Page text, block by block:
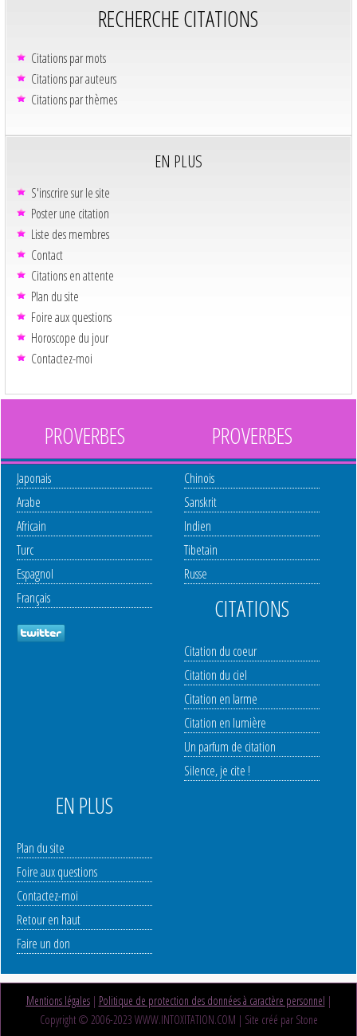
RECHERCHE CITATIONS
Citations par mots
Citations par auteurs
Citations par thèmes
EN PLUS
S'inscrire sur le site
Poster une citation
Liste des membres
Contact
Citations en attente
Plan du site
Foire aux questions
Horoscope du jour
Contactez-moi
PROVERBES
Japonais
Arabe
Africain
Turc
Espagnol
Français
PROVERBES
Chinois
Sanskrit
Indien
Tibetain
Russe
CITATIONS
Citation du coeur
Citation du ciel
Citation en larme
Citation en lumière
Un parfum de citation
Silence, je cite !
EN PLUS
Plan du site
Foire aux questions
Contactez-moi
Retour en haut
Faire un don
Mentions légales| Politique de protection des données à caractère personnel |
Copyright © 2006-2023 WWW.INTOXITATION.COM | Site créé par Stone